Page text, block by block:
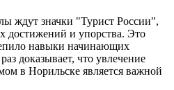
ждут значки "Турист России",
достижений и упорства. Это
навыки начинающих
доказывает, что увлечение
в Норильске является важной